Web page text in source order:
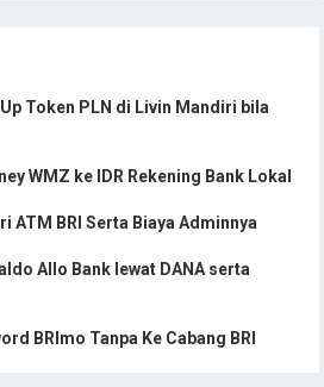
Token PLN di Livin Mandiri bila
WMZ ke IDR Rekening Bank Lokal
ATM BRI Serta Biaya Adminnya
Allo Bank lewat DANA serta
BRImo Tanpa Ke Cabang BRI